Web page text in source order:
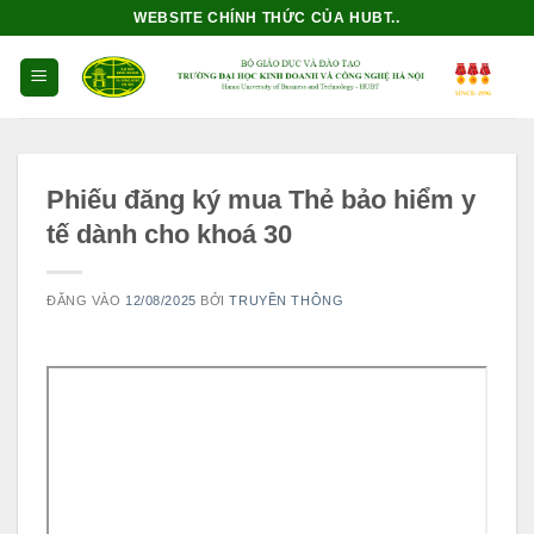
dung
WEBSITE CHÍNH THỨC CỦA HUBT..
Phiếu đăng ký mua Thẻ bảo hiểm y
tế dành cho khoá 30
ĐĂNG VÀO 12/08/2025 BỞITRUYỀN THÔNG